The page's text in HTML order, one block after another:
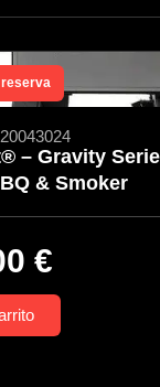
reserva
– Gravity
& Smoker
€